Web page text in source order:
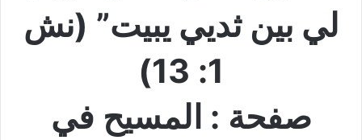
لي بين ثديي يبيت” (نش
1: 13)
صفحة : المسيح في